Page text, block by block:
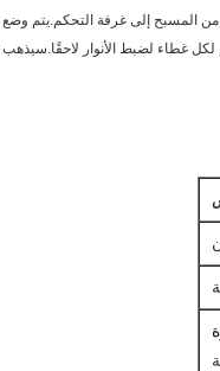
الأنابيب والفوهات والصمامات والمضخات.توضع الأغطية الخرسانية أو الرخامية على القمة.يلزم